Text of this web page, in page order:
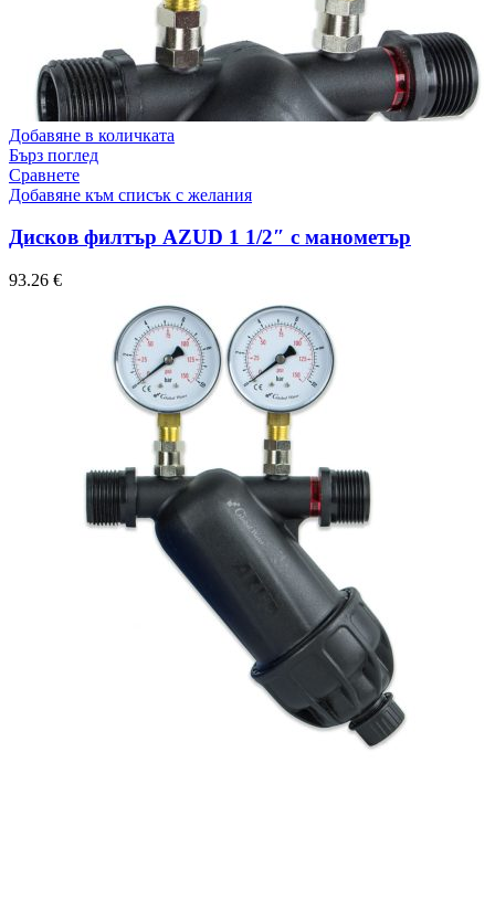
Добавяне в количката
Бърз поглед
Сравнете
Добавяне към списък с желания
Дисков филтър AZUD 1 1/2″ с манометър
93.26 €